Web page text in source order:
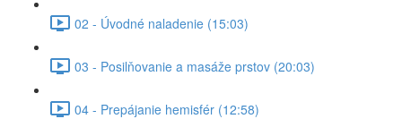
02 - Úvodné naladenie (15:03)
03 - Posilňovanie a masáže prstov (20:03)
04 - Prepájanie hemisfér (12:58)